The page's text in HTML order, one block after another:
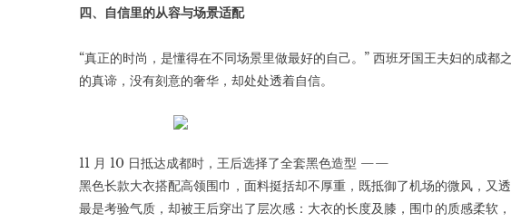
四、自信里的从容与场景适配
“真正的时尚，是懂得在不同场景里做最好的自己。” 西班牙国王夫妇的成都
的真谛，没有刻意的奢华，却处处透着自信。
11 月 10 日抵达成都时，王后选择了全套黑色造型 ——
黑色长款大衣搭配高领围巾，面料挺括却不厚重，既抵御了机场的微风，又
最是考验气质，却被王后穿出了层次感：大衣的长度及膝，围巾的质感柔软